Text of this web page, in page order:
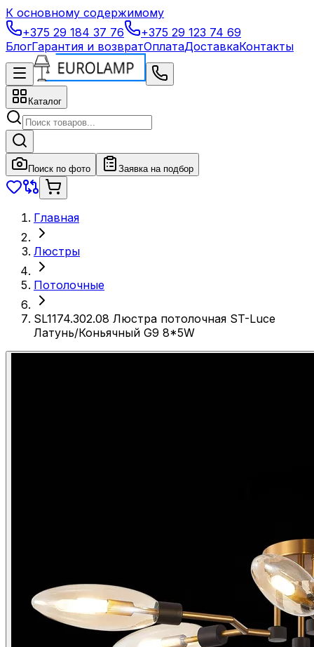
К основному содержимому
+375 29 184 37 76
+375 29 123 74 69
БлогГарантия и возвратОплатаДоставкаКонтакты
Каталог
Поиск по фото Заявка на подбор
Главная
Люстры
Потолочные
SL1174.302.08 Люстра потолочная ST-Luce
Латунь/Коньячный G9 8*5W